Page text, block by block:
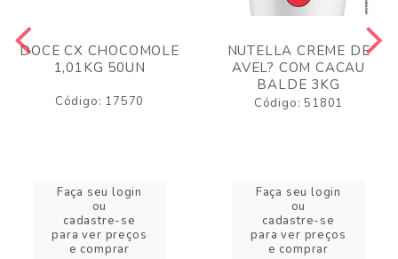
DOCE CX CHOCOMOLE
1,01KG 50UN
Código: 17570
Faça seu login
ou
cadastre-se
para ver preços
e comprar
NUTELLA CREME DE
AVEL? COM CACAU
BALDE 3KG
Código: 51801
Faça seu login
ou
cadastre-se
para ver preços
e comprar